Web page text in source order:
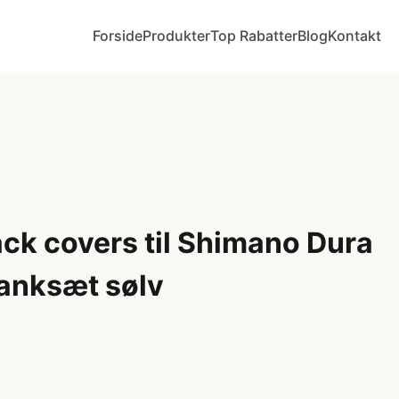
ForsideProdukterTop RabatterBlogKontakt
covers til Shimano Dura
sølv